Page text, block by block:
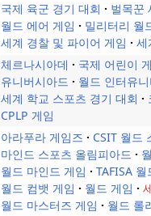
국제 육군 경기 대회
벌목꾼
월드 에어 게임
밀리터리 월
세계 경찰 및 파이어 게임
세
체르나시아데 국제 어린이
유니버시아드
월드 인터유
세계 학교 스포츠 경기 대회
CPLP 게임
아라푸라 게임즈 CSIT 월드
마인드 스포츠 올림피아드
월드 마인드 게임
TAFISA 월
월드 컴뱃 게임
월드 게임
월드 마스터즈 게임
월드 롤